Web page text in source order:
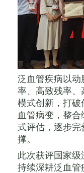
泛血管疾病以
率、高致残率
模式创新，打
血管病变，整
式评估，逐步
撑。
此次获评国家
持续深耕泛血